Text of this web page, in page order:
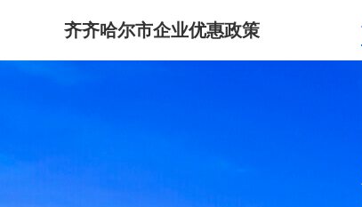
齐齐哈尔市企业优惠政策